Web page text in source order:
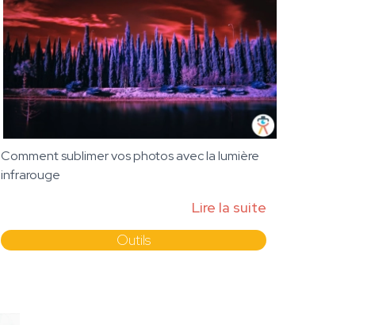
Comment sublimer vos photos avec la lumière
infrarouge
Lire la suite
Outils